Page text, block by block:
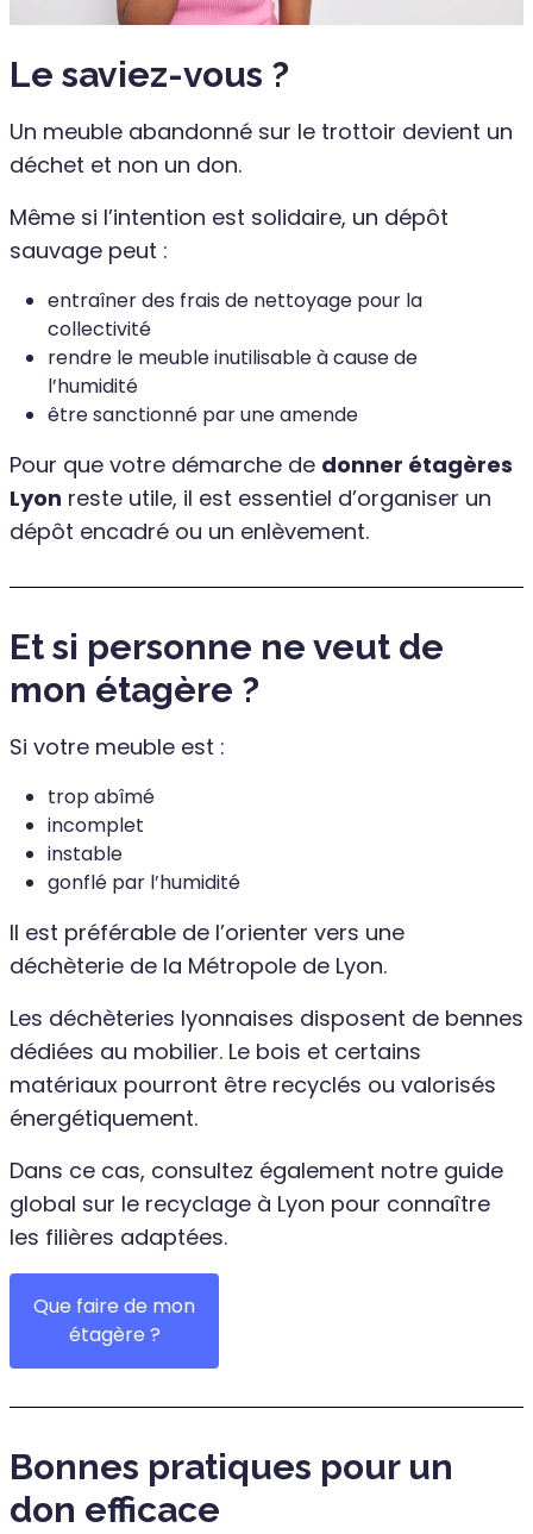
Le saviez-vous ?
Un meuble abandonné sur le trottoir devient un
déchet et non un don.
Même si l’intention est solidaire, un dépôt
sauvage peut :
entraîner des frais de nettoyage pour la
collectivité
rendre le meuble inutilisable à cause de
l’humidité
être sanctionné par une amende
Pour que votre démarche de donner étagères
Lyon reste utile, il est essentiel d’organiser un
dépôt encadré ou un enlèvement.
Et si personne ne veut de
mon étagère ?
Si votre meuble est :
trop abîmé
incomplet
instable
gonflé par l’humidité
Il est préférable de l’orienter vers une
déchèterie de la Métropole de Lyon.
Les déchèteries lyonnaises disposent de bennes
dédiées au mobilier. Le bois et certains
matériaux pourront être recyclés ou valorisés
énergétiquement.
Dans ce cas, consultez également notre guide
global sur le recyclage à Lyon pour connaître
les filières adaptées.
Que faire de mon
étagère ?
Bonnes pratiques pour un
don efficace